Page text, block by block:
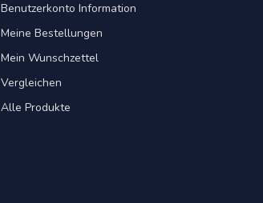
Benutzerkonto Information
Meine Bestellungen
Mein Wunschzettel
Vergleichen
Alle Produkte